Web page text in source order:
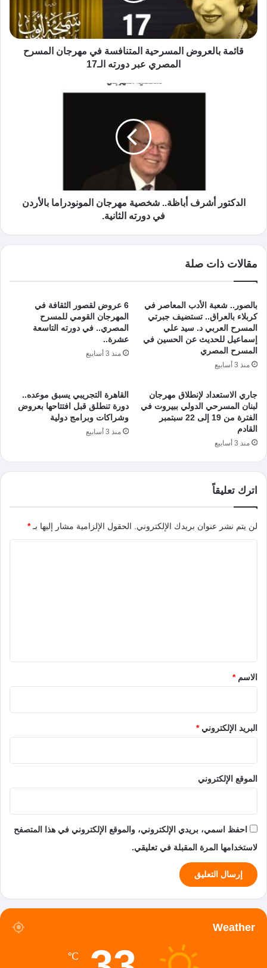
قائمة بالعروض المسرحية المتنافسة في مهرجان المسرح
المصري عبر دورته الـ17
الدكتور أشرف أباظة.. شخصية مهرجان المونودراما بالأردن
في دورته الثانية.
مقالات ذات صلة
بالصور.. شعبة الأدب المعاصر في
كربلاء بالعراق.. تستضيف جبرتي
المسرح العربي د. سيد علي
إسماعيل للحديث عن الحسين في
المسرح المصري
منذ 3 أسابيع
6 عروض لقصور الثقافة في
المهرجان القومي للمسرح
المصري.. في دورته التاسعة
عشرة..
منذ 3 أسابيع
جاري الاستعداد لإنطلاق مهرجان
لبنان المسرحي الدولي ببيروت في
الفترة من 19 إلى 22 سبتمبر
القادم
منذ 3 أسابيع
القاهرة التجريبي يسبق موعده..
دورة تنطلق قبل افتتاحها بعروض
وشراكات وبرامج دولية
منذ 3 أسابيع
اترك تعليقاً
لن يتم نشر عنوان بريدك الإلكتروني. الحقول الإلزامية مشار إليها بـ*
*الاسم*
البريد الإلكتروني*
الموقع الإلكتروني
احفظ اسمي، بريدي الإلكتروني، والموقع الإلكتروني في هذا المتصفح
لاستخدامها المرة المقبلة في تعليقي.
Weather
℃